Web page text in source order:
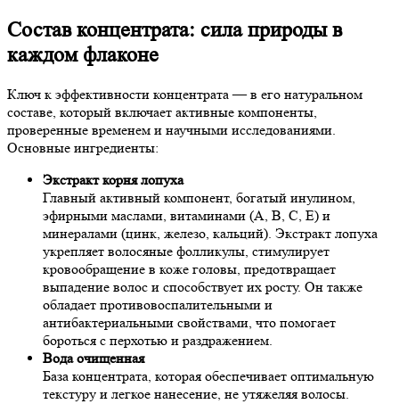
Состав концентрата: сила природы в
каждом флаконе
Ключ к эффективности концентрата — в его натуральном
составе, который включает активные компоненты,
проверенные временем и научными исследованиями.
Основные ингредиенты:
Экстракт корня лопуха
Главный активный компонент, богатый инулином,
эфирными маслами, витаминами (A, B, C, E) и
минералами (цинк, железо, кальций). Экстракт лопуха
укрепляет волосяные фолликулы, стимулирует
кровообращение в коже головы, предотвращает
выпадение волос и способствует их росту. Он также
обладает противовоспалительными и
антибактериальными свойствами, что помогает
бороться с перхотью и раздражением.
Вода очищенная
База концентрата, которая обеспечивает оптимальную
текстуру и легкое нанесение, не утяжеляя волосы.